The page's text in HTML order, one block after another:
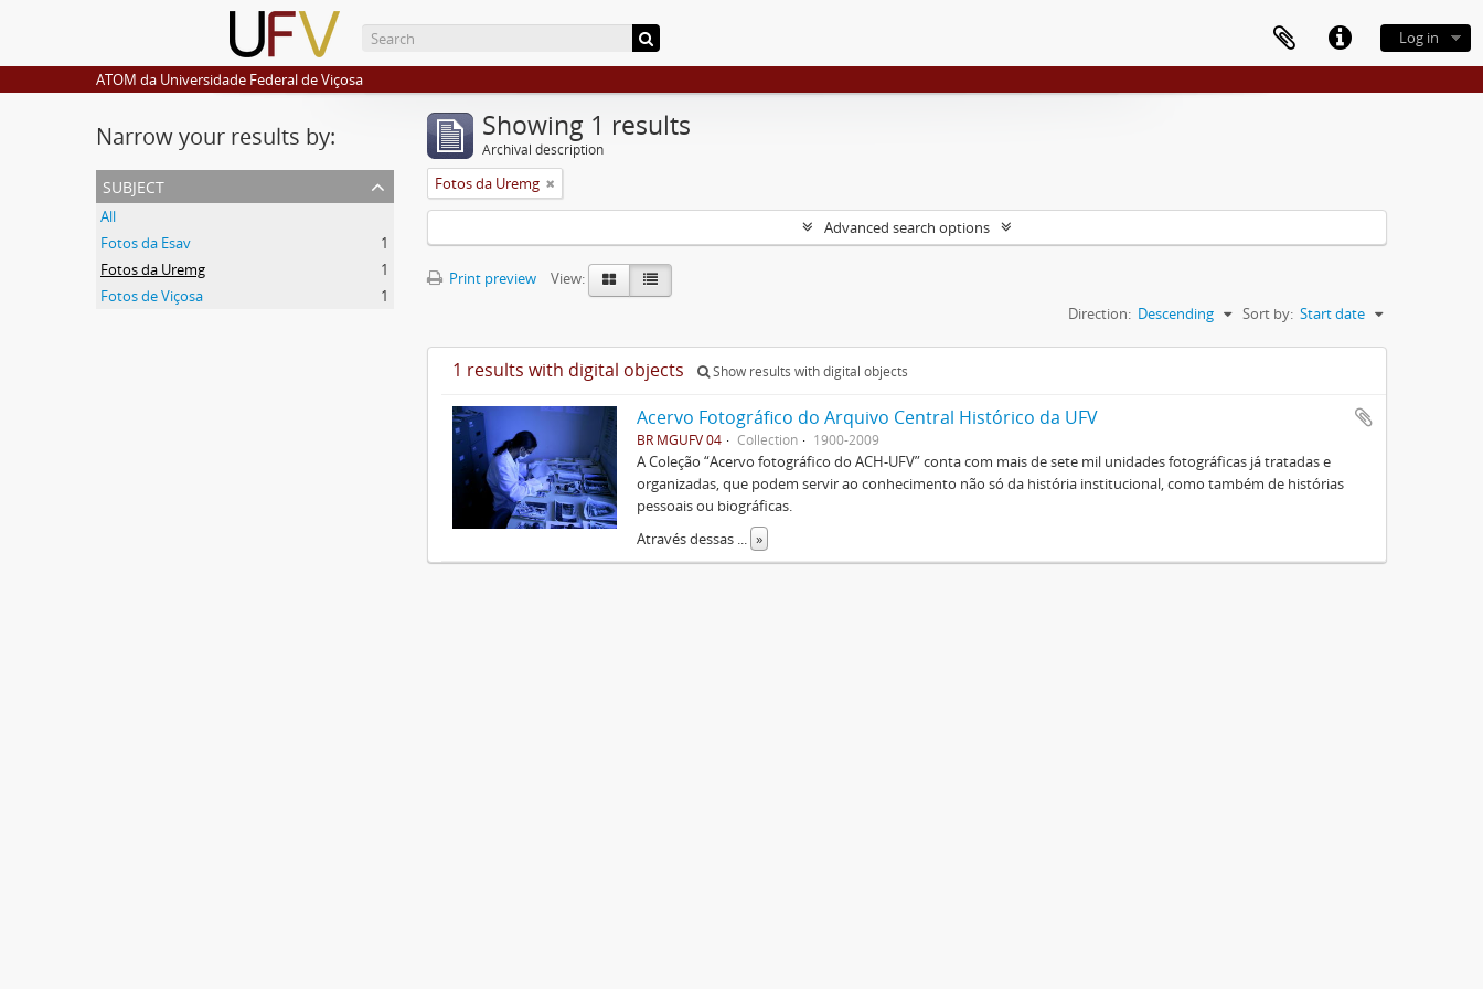
Log in
ATOM da Universidade Federal de Viçosa
Narrow your results by:
subject
All
Fotos da Esav
1
Fotos da Uremg
1
Fotos de Viçosa
1
Showing 1 results
Archival description
Fotos da Uremg
Advanced search options
Print preview
View:
Sort by: Start date
Direction: Descending
1 results with digital objects Show results with digital objects
Acervo Fotográfico do Arquivo Central Histórico da UFV
BR MGUFV 04 Collection 1900-2009
A Coleção “Acervo fotográfico do ACH-UFV” conta com mais de sete mil unidades fotográficas já tratadas e
organizadas, que podem servir ao conhecimento não só da história institucional, como também de histórias
pessoais ou biográficas.
Através dessas
»